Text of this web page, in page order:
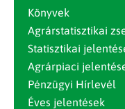
Könyvek
Agrárstatisztikai
Statisztikai
Agrárpiaci
Pénzügyi Hírlevél
Éves jelentések